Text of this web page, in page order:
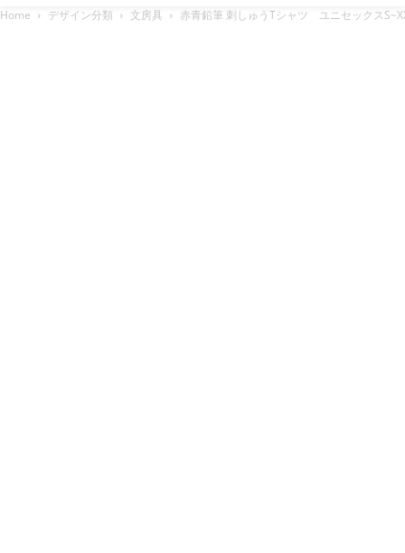
Home デザイン分類 文房具 赤青鉛筆 刺しゅうTシャツ ユニセックス